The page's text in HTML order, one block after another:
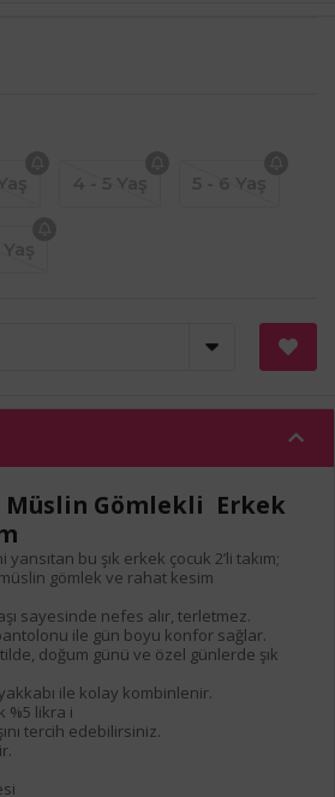
Gömlekli Erkek
bu şık erkek çocuk 2’li takım;
gömlek ve rahat kesim
sayesinde nefes alır, terletmez.
ile gün boyu konfor sağlar.
doğum günü ve özel günlerde şık
ile kolay kombinlenir.
%5 likra i
tercih edebilirsiniz.